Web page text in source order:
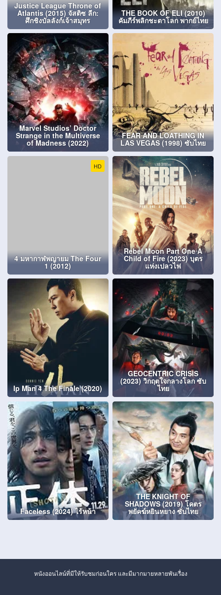
Justice League Throne of
Atlantis (2015) จัสติซ ลีก:
ศึกชิงบัลลังก์เจ้าสมุทร
THE BOOK OF ELI (2010)
คัมภีร์พลิกชะตาโลก พากย์ไทย
Marvel Studios’ Doctor
Strange in the Multiverse
of Madness (2022)
FEAR AND LOATHING IN
LAS VEGAS (1998) ซับไทย
HD
4 มหากาฬพญายม The Four
1 (2012)
Rebel Moon Part One A
Child of Fire (2023) บุตร
แห่งเปลวไฟ
Ip Man 4 The Finale (2020)
GEOCENTRIC CRISIS
(2023) วิกฤตใจกลางโลก ซับ
ไทย
Faceless (2024) ไร้หน้า
THE KNIGHT OF
SHADOWS (2019) โคตร
พยัคฆ์หยินหยาง ซับไทย
หนังออนไลน์ที่มีให้รับชมก่อนใคร และมีมากมายหลายพันเรื่อง